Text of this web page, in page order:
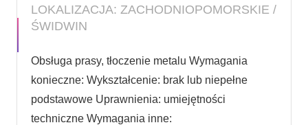
LOKALIZACJA: ZACHODNIOPOMORSKIE /
ŚWIDWIN
Obsługa prasy, tłoczenie metalu Wymagania
konieczne: Wykształcenie: brak lub niepełne
podstawowe Uprawnienia: umiejętności
techniczne Wymagania inne: